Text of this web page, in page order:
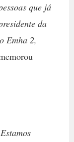
que já
da
Emha 2,